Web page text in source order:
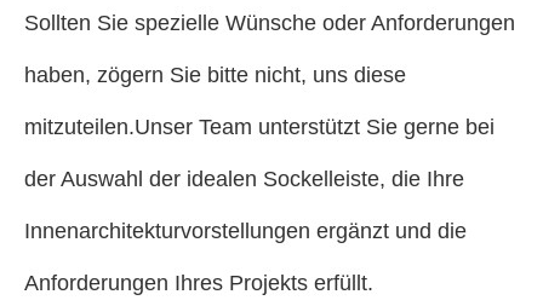
Sollten Sie spezielle Wünsche oder Anforderungen
haben, zögern Sie bitte nicht, uns diese
mitzuteilen.Unser Team unterstützt Sie gerne bei
der Auswahl der idealen Sockelleiste, die Ihre
Innenarchitekturvorstellungen ergänzt und die
Anforderungen Ihres Projekts erfüllt.